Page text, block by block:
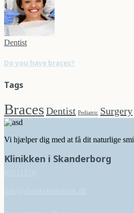
Dentist
Do you have braces?
Tags
BracesDentist Pediatric Surgery
Vi hjælper dig med at få dit naturlige
Klinikken i Skanderborg